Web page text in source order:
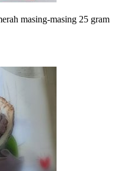
masing-masing 25 gram